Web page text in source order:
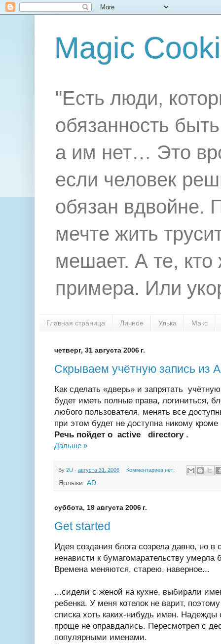
Magic
"Есть люди,
обязанность
а им нет… Это
если человек
обязан вдвойне.
мечте жить
мешает. А те,
примера. Или
Главная страница Личное Улька Макс
четверг, 31 августа 2006 г.
Скрываем учётную запись из
Как сделать «дверь» и запрятать
будет иметь полные права, логиниться,
любого пользователя, менять все
при этом будет не доступна никому кроме
Речь пойдет о active directory .
Дальше »
By 2U - августа 31, 2006 Комментариев нет:
Ярлыки: AD
суббота, 19 августа 2006 г.
Get started
Идея создания блога созрела давно, но в
ненависти к бумагомарательству умерла
Времена меняются, старею, наверное...
...сидели с женой на кухне, выбирали
ребенка. У меня котелок не варит,
списка хоть каких-нибудь имен. Надежды
проще не оправдались. Пересмотрел с
популярными именами.